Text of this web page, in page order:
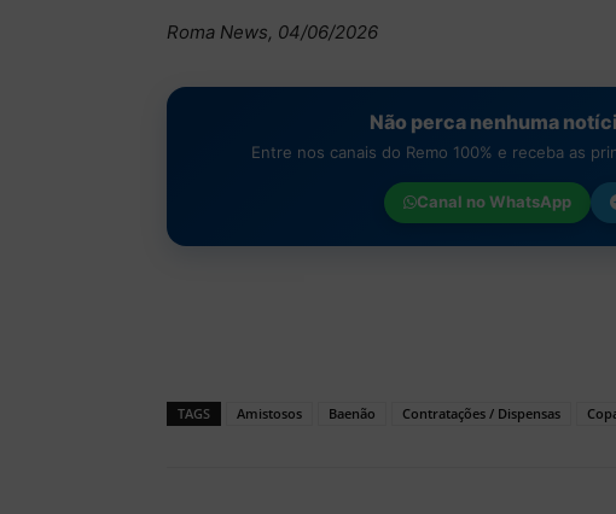
Roma News, 04/06/2026
Não perca nenhuma
Entre nos canais do Remo 100% e receba as
Canal noWhatsApp
TAGS Amistosos Baenão Contratações / Dispensas